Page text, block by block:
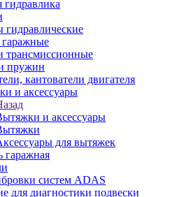
гидравлика
гидравлические
трансмиссионные
пружин
кантователи двигателя
и аксессуары
и аксессуары
для вытяжек
гаражная
систем ADAS
для диагностики подвески